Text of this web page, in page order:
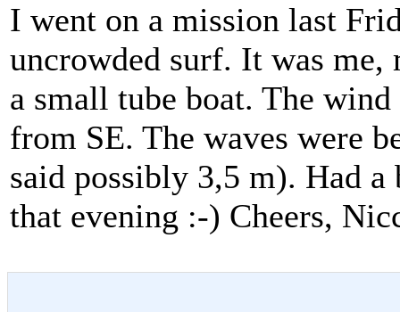
I went on a mission last
uncrowded surf. It was
a small tube boat. The
from SE. The waves were
said possibly 3,5 m). Had
that evening :-) Cheers,